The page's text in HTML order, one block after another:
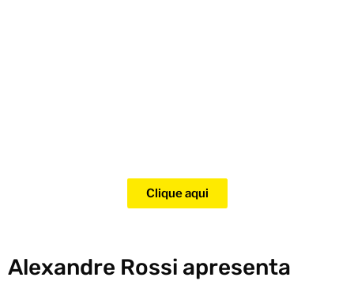
Clique aqui
Alexandre Rossi apresenta